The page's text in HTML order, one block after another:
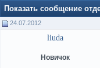
Показать сообщение
24.07.2012
liuda
Новичок